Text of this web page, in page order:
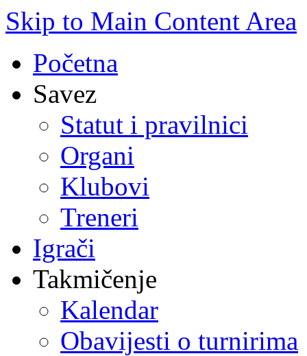
Skip to Main Content Area
Početna
Savez
Statut i pravilnici
Organi
Klubovi
Treneri
Igrači
Takmičenje
Kalendar
Obavijesti o turnirima